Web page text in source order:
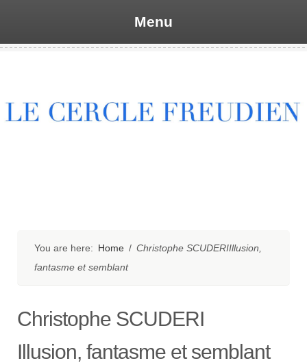
Menu
You are here: Home / Christophe SCUDERIIllusion,
fantasme et semblant
Christophe SCUDERI
Illusion, fantasme et semblant